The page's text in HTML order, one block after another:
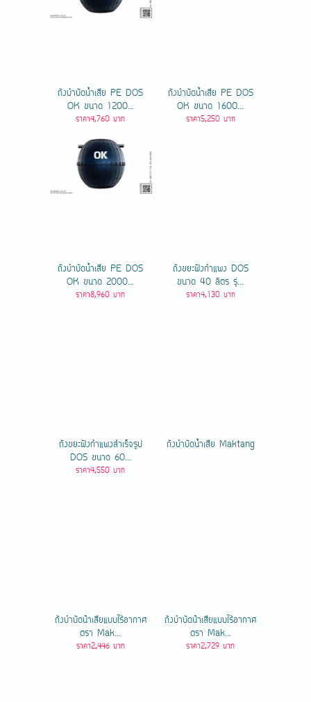
ถังบำบัดน้ำเสีย PE DOS
OK ขนาด 1200...
ราคา4,760 บาท
ถังบำบัดน้ำเสีย PE DOS
OK ขนาด 1600...
ราคา5,250 บาท
ถังบำบัดน้ำเสีย PE DOS
OK ขนาด 2000...
ราคา8,960 บาท
ถังขยะฝังกำแพง DOS
ขนาด 40 ลิตร รุ่...
ราคา4,130 บาท
ถังขยะฝังกำแพงสำเร็จรูป
DOS ขนาด 60...
ราคา4,550 บาท
ถังบำบัดน้ำเสีย Maktang
ถังบำบัดน้ําเสียแบบไร้อากาศ
ตรา Mak...
ราคา2,446 บาท
ถังบำบัดน้ําเสียแบบไร้อากาศ
ตรา Mak...
ราคา2,729 บาท